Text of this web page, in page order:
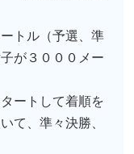
トル（予選、準
が３０００メー
ートして着順を
て、準々決勝、